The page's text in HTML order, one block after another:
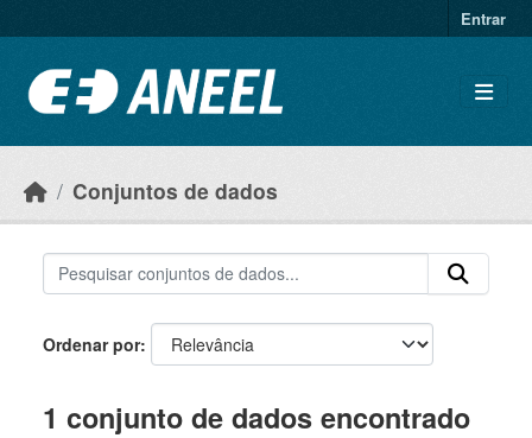
Entrar
Conjuntos de dados
Ordenar por
1 conjunto de dados encontrado